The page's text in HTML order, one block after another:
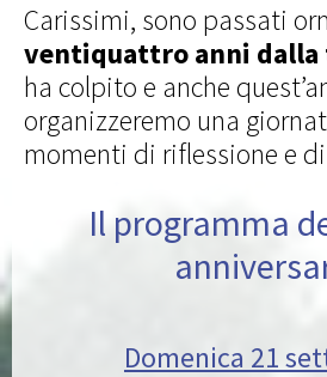
Carissimi, sono passati
ventiquattro anni dalla
ha colpito e anche
organizzeremo una
momenti di riflessione e
Il programma
Domenica 21